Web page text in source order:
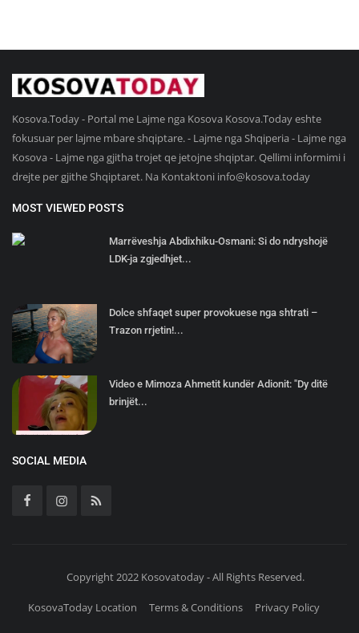
Kosova.Today - Portal me Lajme nga Kosova Kosova.Today eshte
fokusuar per lajme mbare shqiptare. - Lajme nga Shqiperia - Lajme nga
Kosova - Lajme nga gjitha trojet qe jetojne shqiptar. Qellimi informimi i
drejte per gjithe Shqiptaret. Na Kontaktoni info@kosova.today
MOST VIEWED POSTS
Marrëveshja Abdixhiku-Osmani: Si do ndryshojë
LDK-ja zgjedhjet...
Dolce shfaqet super provokuese nga shtrati –
Trazon rrjetin!...
Video e Mimoza Ahmetit kundër Adionit: "Dy ditë
brinjët...
SOCIAL MEDIA
Copyright 2022 Kosovatoday - All Rights Reserved.
KosovaToday Location Terms & Conditions
Privacy Policy